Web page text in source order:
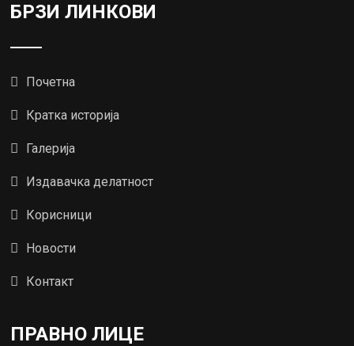
БРЗИ ЛИНКОВИ
Почетна
Кратка историја
Галерија
Издавачка делатност
Корисници
Новости
Контакт
ПРАВНО ЛИЦЕ